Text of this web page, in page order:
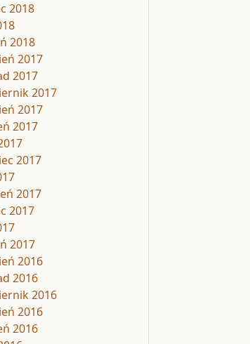
2018
2018
2017
2017
2017
2017
2017
2017
2017
2017
2017
2016
2016
2016
2016
2016